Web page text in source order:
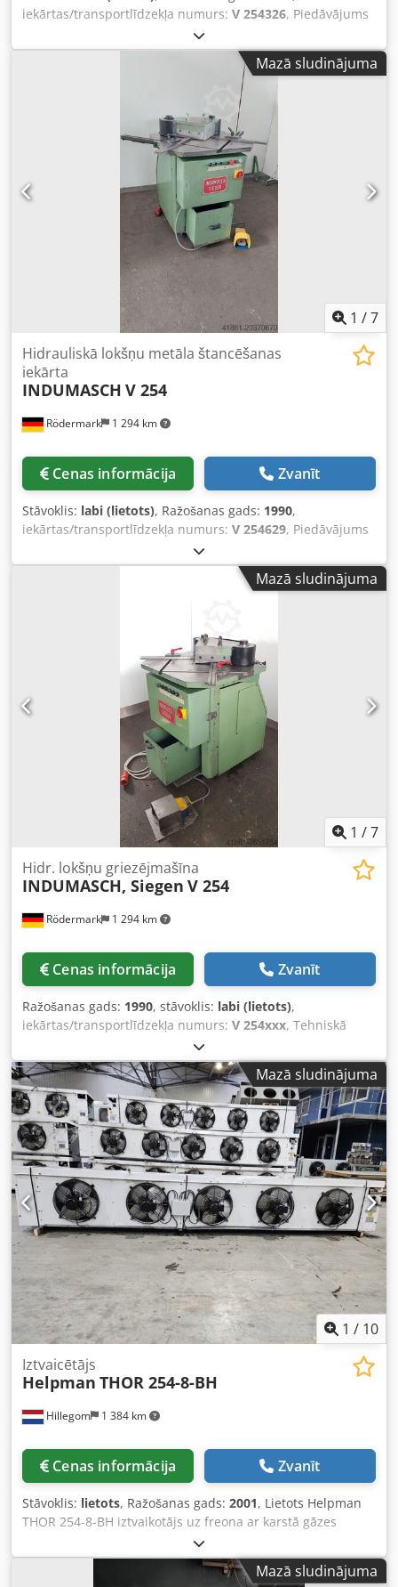
iekārtas/transportlīdzekļa numurs: V 254326, Piedāvājums
Nr. 22407 Tehniskie dati: - Griešanas garums: 250 mm -
Griešanas leņķis: 90° - Griešanas biezums (parastais
tērauds): līdz 4 mm - Griešanas biezums (nerūsējošais
tērauds): līdz 3 mm - Griešanas biezums (alumīnijs): līdz 5
mm - Gājienu skaits apmēram: 55 / min - Galda izmērs:
platums 800 x dziļums 800 mm Csdpsif Aqvofx Af Uorf -
Darba augstums: apmēram 940 mm - Bezpakāpju garuma
un leņķa atduri - Dzinējs: 400 V / 4 kW - Eļļas pildījums: 50 l
- Elektriskais kājas slēdzis - Vietas prasības apmēram:
platums 800 x augstums 1250 x dziļums 900 mm - Svars:
Mazā sludinājuma
1 /7
Rödermark 1 294 km
Hidrauliskā lokšņu metāla štancēšanas
iekārta
INDUMASCH V 254
Cenas informācija Zvanīt
Stāvoklis: labi (lietots), Ražošanas gads: 1990,
iekārtas/transportlīdzekļa numurs: V 254629, Piedāvājums
25311 Tehniskie dati: - Griešanas garums: 250 mm -
Griešanas leņķis: 90° - Griešanas biezums: - Parastais
tērauds līdz 4 mm - Nerūsējošais tērauds līdz 3 mm -
940 mm - Atdures nepārtraukti regulējamas pēc garuma
un leņķa - Piedziņa: 400 V / 4 kW - Eļļas uzpilde: 50 l -
Elektriskais kājminis - Vietas nepieciešamība apm. Pl 1300
x A 1250 x Dz 1300 mm - Svars apm. 800 kg - Pārvietojams
rāmis Crjdpfxoxqzire Af Usf
Mazā sludinājuma
1 /7
Rödermark 1 294 km
Hidr. lokšņu griezējmašīna
INDUMASCH, Siegen V 254
Cenas informācija Zvanīt
Ražošanas gads: 1990, stāvoklis: labi (lietots),
iekārtas/transportlīdzekļa numurs: V 254xxx, Tehniskā
specifikācija: - Griešanas garums: 250 mm Cjdpjiluqmsfx Af
Uerf - Griešanas leņķis: 90° - Griešanas biezums: -
Parastais tērauds līdz 4 mm - Nerūsējošais tērauds līdz 3
mm - Alumīnijs līdz 5 mm - Gājiens: līdz apm. 55 /min -
Galda izmērs: Pl 800 x Dz 800 mm - Darba augstums: apm.
940 mm - Atdures garuma un leņķa pakāpieni regulējamas
- Piedziņa: 400 V / 4 kW - Eļļas uzpilde: 50 l - Elektriskais
kāju pedālis - Uzstādīšanas platība: apm. Pl 800 x Augst
1250 x Dz 900 mm - Svars: apm. 700 kg
Mazā sludinājuma
1 / 10
Hillegom 1 384 km
Iztvaicētājs
Helpman THOR 254-8-BH
Cenas informācija Zvanīt
Stāvoklis: lietots, Ražošanas gads: 2001, Lietots Helpman
THOR 254-8-BH iztvaikotājs uz freona ar karstā gāzes
atkausēšanu. Komplektā ar 5 ATB AFT71/4A-7 ventilatoriem
– 50/60 Hz – 0,25 kW – 1410/1710 apgr./min – 450 mm
diametrs un kopējo gaisa plūsmu 26 300 m³/h. Credpfx
Mazā sludinājuma